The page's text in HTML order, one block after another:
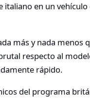
en un vehículo
más y nada menos
respecto al
rápido.
del programa